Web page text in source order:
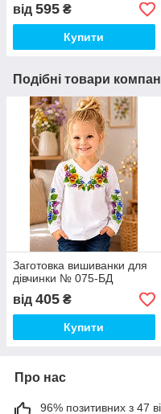
від 595 ₴
Купити
Подібні товари
Заготовка вишиванки для
дівчинки № 075-БД
від 405 ₴
Купити
Про нас
96% позитивних з 47